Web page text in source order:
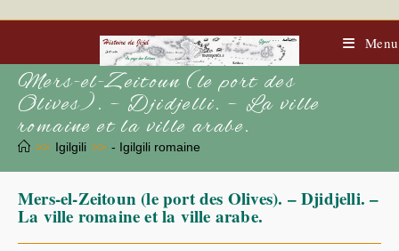
to
Menu
Mers-el-Zeitoun (le port des
Olives). – Djidjelli. – La ville
romaine et la ville arabe.
>> Igilgili >> - Igilgili romaine
Mers-el-Zeitoun (le port des Olives). – Djidjelli. –
La ville romaine et la ville arabe.